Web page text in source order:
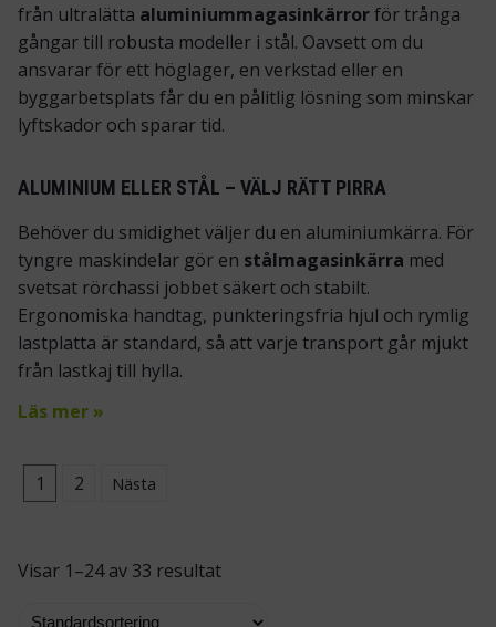
från ultralätta aluminium­magasinkärrorför trånga
gångar till robusta modeller i stål. Oavsett om du
ansvarar för ett höglager, en verkstad eller en
byggarbetsplats får du en pålitlig lösning som minskar
lyftskador och sparar tid.
ALUMINIUM ELLER STÅL – VÄLJ RÄTT PIRRA
Behöver du smidighet väljer du en aluminium­kärra. För
tyngre maskindelar gör en stålmagasinkärra med
svetsat rörchassi jobbet säkert och stabilt.
Ergonomiska handtag, punkteringsfria hjul och rymlig
lastplatta är standard, så att varje transport går mjukt
från lastkaj till hylla.
Läs mer »
1 2 Nästa
Visar 1–24 av 33 resultat